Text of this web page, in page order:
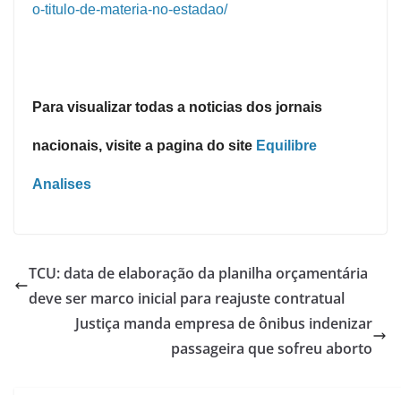
o-titulo-de-materia-no-estadao/
Para visualizar todas a noticias dos jornais
nacionais, visite a pagina do site Equilibre
Analises
TCU: data de elaboração da planilha orçamentária
deve ser marco inicial para reajuste contratual
Justiça manda empresa de ônibus indenizar
passageira que sofreu aborto